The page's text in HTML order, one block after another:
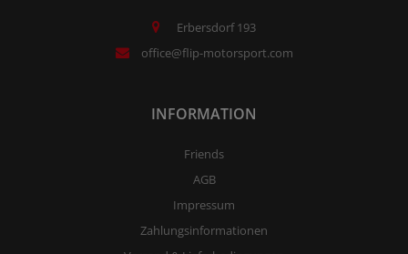
Erbersdorf 193
office@flip-motorsport.com
INFORMATION
Friends
AGB
Impressum
Zahlungsinformationen